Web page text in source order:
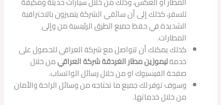
للسفر، كذلك إلى أن سائقي الشركة يتميزون بالاحترافية
الشديدة في حفظ جميع الطرق الرئيسية من وإلى
المطارات.
كذلك يمكنك أن تتواصل مع شركة العراقي للحصول على
خدمةليموزين مطار الغردقة شركة العراقيمن خلال
صفحة الفيسبوك او من خلال رسائل الواتساب.
وسوف توفر لك جميع ما تحتاجه من وسائل الراحة والأمان
من خلال خدماتها.